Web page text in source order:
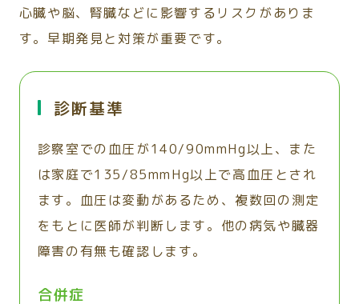
心臓や脳、腎臓などに影響するリスクがありま
す。早期発見と対策が重要です。
診断基準
診察室での血圧が140/90mmHg以上、また
は家庭で135/85mmHg以上で高血圧とされ
ます。血圧は変動があるため、複数回の測定
をもとに医師が判断します。他の病気や臓器
障害の有無も確認します。
合併症